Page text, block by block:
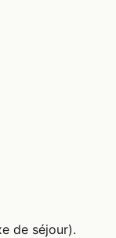
de séjour).